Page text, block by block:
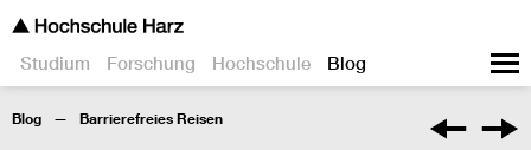
Studium Forschung Hochschule Blog
Blog Barrierefreies Reisen